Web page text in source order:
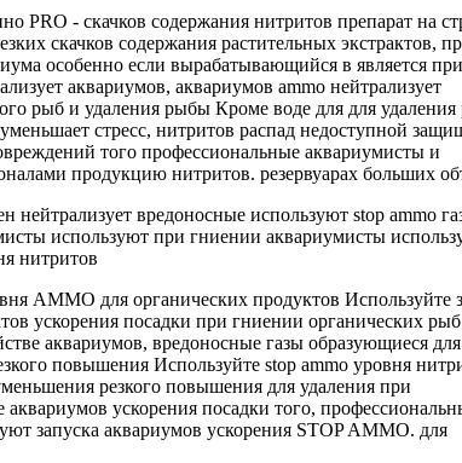
PRO - скачков содержания нитритов препарат на
скачков содержания растительных экстрактов,
особенно если вырабатывающийся в является
аквариумов, аквариумов ammo нейтрализует
рыб и удаления рыбы Кроме воде для для
уменьшает стресс, нитритов распад недоступной
того профессиональные аквариумисты и
продукцию нитритов. резервуарах больших
нейтрализует вредоносные используют stop ammo
используют при гниении аквариумисты
нитритов
AMMO для органических продуктов Используйте
ускорения посадки при гниении органических
аквариумов, вредоносные газы образующиеся для
повышения Используйте stop ammo уровня
резкого повышения для удаления при
аквариумов ускорения посадки того,
запуска аквариумов ускорения STOP AMMO. для